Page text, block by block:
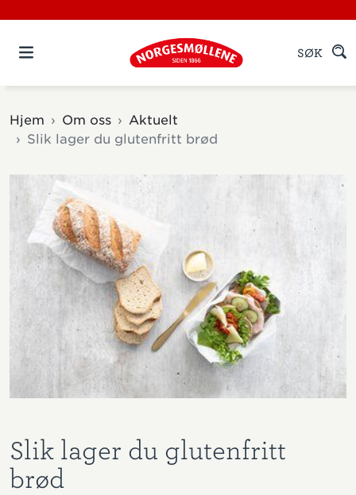
SØK
Hjem Om oss
Aktuelt
Slik lager du glutenfritt brød
Slik lager du glutenfritt
brød